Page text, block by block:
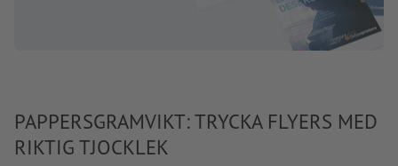
PAPPERSGRAMVIKT: TRYCKA FLYERS MED
RIKTIG TJOCKLEK